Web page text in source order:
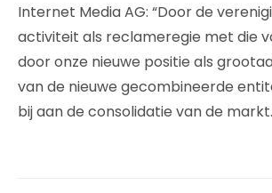
Internet Media AG: “Door de
activiteit als reclameregie met die
door onze nieuwe positie als
van de nieuwe gecombineerde
bij aan de consolidatie van de